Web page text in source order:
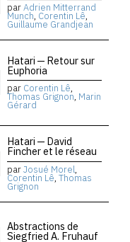
parAdrien Mitterrand
Munch, Corentin Lê,
Guillaume Grandjean
Hatari — Retour sur
Euphoria
par Corentin Lê,
Thomas Grignon, Marin
Gérard
Hatari — David
Fincher et le réseau
parJosué Morel,
Corentin Lê, Thomas
Grignon
Abstractions de
Siegfried A. Fruhauf